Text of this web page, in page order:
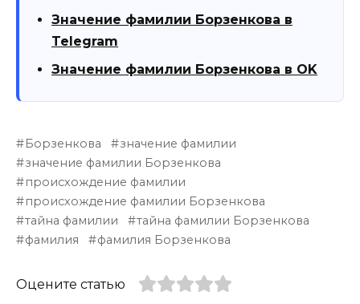
Значение фамилии Борзенкова в
Telegram
Значение фамилии Борзенкова в OK
Борзенкова
значение фамилии
значение фамилии Борзенкова
происхождение фамилии
происхождение фамилии Борзенкова
тайна фамилии
тайна фамилии Борзенкова
фамилия
фамилия Борзенкова
Оцените статью